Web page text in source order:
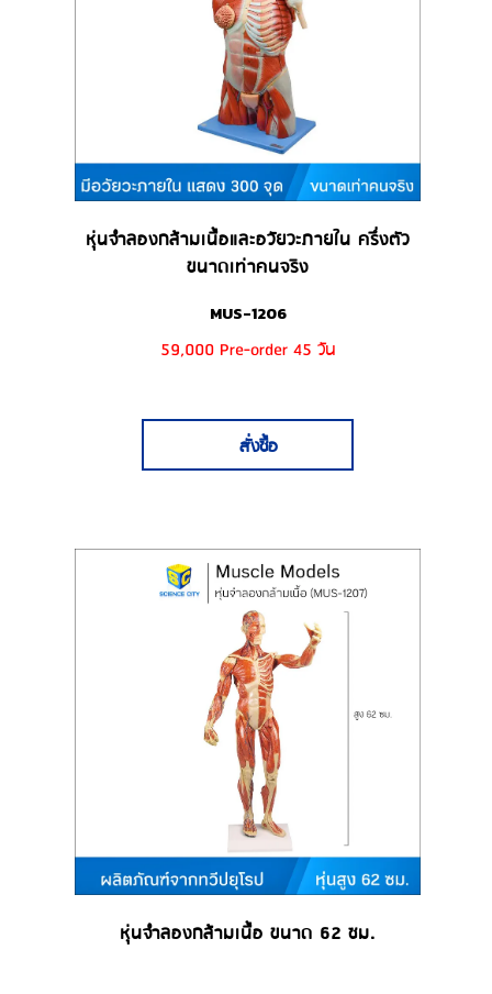
หุ่นจำลองกล้ามเนื้อและอวัยวะภายใน ครึ่งตัว
ขนาดเท่าคนจริง
MUS-1206
59,000 Pre-order 45 วัน
สั่งซื้อ
หุ่นจำลองกล้ามเนื้อ ขนาด 62 ซม.